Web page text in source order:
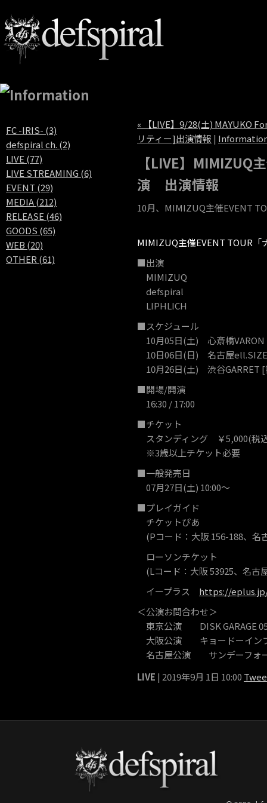
FC -IRIS- (3)
defspiral ch. (2)
LIVE (77)
LIVE STREAMING (6)
EVENT (29)
MEDIA (212)
RELEASE (46)
GOODS (65)
WEB (20)
OTHER (61)
« 【LIVE】9/28(土) MAYUKO
リティー]出演情報 |
【LIVE】MIMIZUQ
演 出演情報
10月、MIMIZUQ主催EVENT
MIMIZUQ主催EVENT TOUR「
■出演
MIMIZUQ
defspiral
LIPHLICH
■スケジュール
10月05日(土) 心斎橋VARON
10日06日(日) 名古屋
10月26日(土) 渋谷GARRET
■開場/開演
16:30 / 17:00
■チケット
スタンディング ￥5,000(税
※3歳以上チケット必要
■一般発売日
07月27日(土) 10:00～
■プレイガイド
チケットぴあ
(Pコード：大阪 156-188、名
ローソンチケット
(Lコード：大阪 53925、名古
イープラス https://
＜公演お問合わせ＞
東京公演 DISK GARAGE
大阪公演 キョードーインフ
名古屋公演 サンデーフォー
LIVE | 2019年9月 1日 10:00